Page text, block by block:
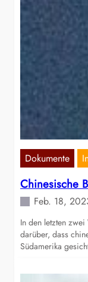
Dokumente
Chinesische
Feb. 18,
In den letzten
darüber, dass
Südamerika